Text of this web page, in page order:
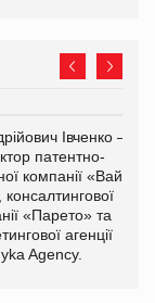
Івченко —
патентно-
компанії «Вайз
консалтингової
«Парето» та
агенції
Agency.